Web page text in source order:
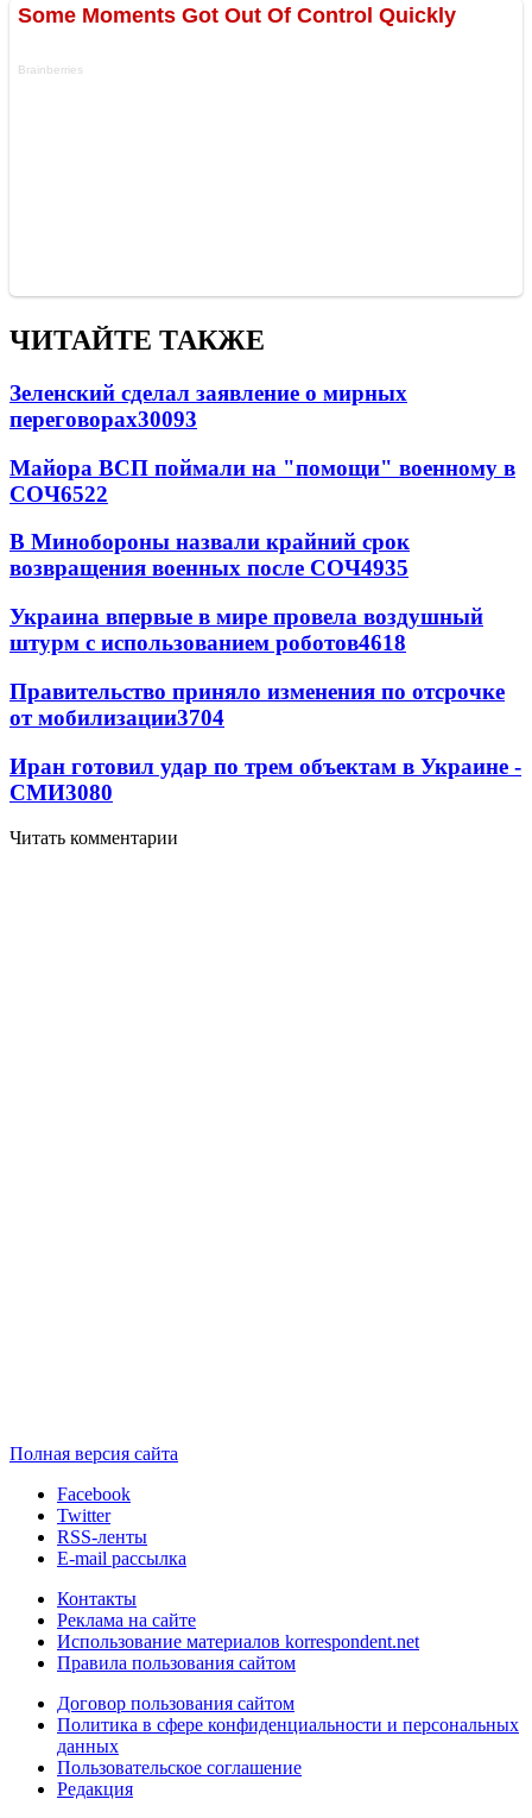
ЧИТАЙТЕ ТАКЖЕ
Зеленский сделал заявление о мирных
переговорах30093
Майора ВСП поймали на "помощи" военному в
СОЧ6522
В Минобороны назвали крайний срок
возвращения военных после СОЧ4935
Украина впервые в мире провела воздушный
штурм с использованием роботов4618
Правительство приняло изменения по отсрочке
от мобилизации3704
Иран готовил удар по трем объектам в Украине -
СМИ3080
Читать комментарии
Полная версия сайта
Facebook
Twitter
RSS-ленты
E-mail рассылка
Контакты
Реклама на сайте
Использование материалов korrespondent.net
Правила пользования сайтом
Договор пользования сайтом
Политика в сфере конфиденциальности и персональных
данных
Пользовательское соглашение
Редакция